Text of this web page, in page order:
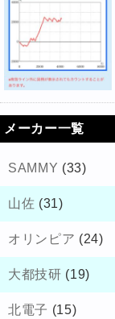
メーカー一覧
SAMMY (33)
山佐 (31)
オリンピア (24)
大都技研 (19)
北電子 (15)